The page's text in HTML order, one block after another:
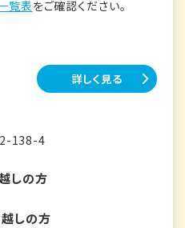
覧表をご確認ください。
詳しく見る
138-4
しの方
しの方